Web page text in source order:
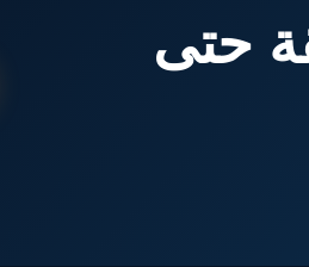
حتى